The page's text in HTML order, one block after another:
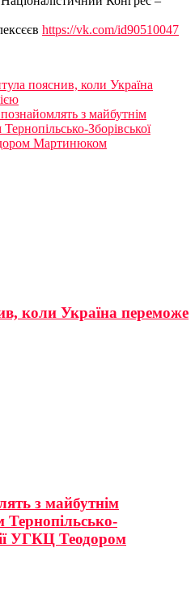
https://vk.com/id90510047
пояснив, коли Україна
з майбутнім
Зборівської
Мартинюком
коли Україна переможе
з майбутнім
УГКЦ Теодором